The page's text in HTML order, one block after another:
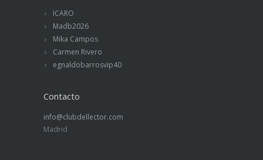
ICARO
Madb2026
Mika Campos
Carmen Rivero
egnaldobarrosvip40
Contacto
info@clubdellector.com
Madrid